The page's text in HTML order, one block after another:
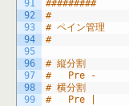
91
92
93
94
95
96
97
98
99
#########
#
# ペイン管理
#
# 縦分割
#	Pre -
# 横分割
#	Pre |